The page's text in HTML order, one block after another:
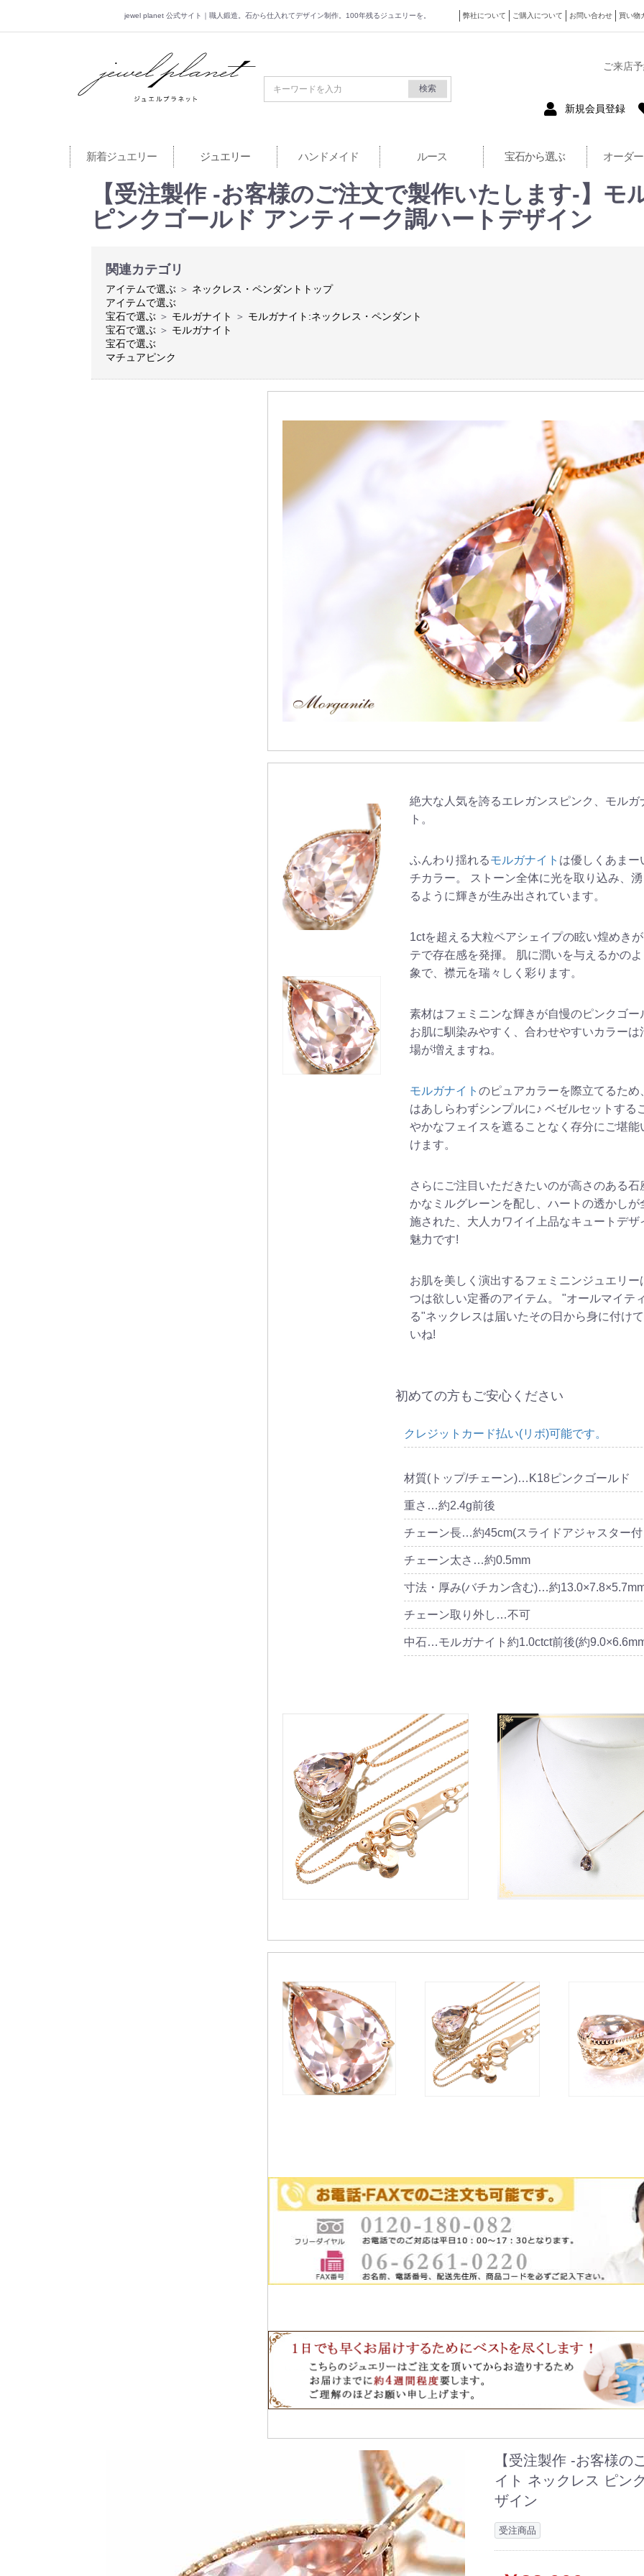
jewel planet 公式サイト｜職人鍛造。石から仕入れてデザイン制作。100年残るジュエリーを。 弊社について ご購入について お問い合わせ 買い物
jewel planet 公式サイト
検索
ご来店
新規会員登録
新着ジュエリー ジュエリー ハンドメイド ルース 宝石から選ぶ オーダ
【受注製作 -お客様のご注文で製作いたします-】モ
ピンクゴールド アンティーク調ハートデザイン
関連カテゴリ
アイテムで選ぶ ＞ ネックレス・ペンダントトップ
アイテムで選ぶ
宝石で選ぶ ＞ モルガナイト ＞ モルガナイト:ネックレス・ペンダント
宝石で選ぶ ＞ モルガナイト
宝石で選ぶ
マチュアピンク
絶大な人気を誇るエレガンスピンク、モルガ
ト。
ふんわり揺れるモルガナイト は優しくあまー
チカラー。 ストーン全体に光を取り込み、
るように輝きが生み出されています。
1ctを超える大粒ペアシェイプの眩い煌めき
テで存在感を発揮。 肌に潤いを与えるかの
象で、襟元を瑞々しく彩ります。
素材はフェミニンな輝きが自慢のピンクゴー
お肌に馴染みやすく、合わせやすいカラーは
場が増えますね。
モルガナイト のピュアカラーを際立てるため
はあしらわずシンプルに♪ ベゼルセットする
やかなフェイスを遮ることなく存分にご堪能
けます。
さらにご注目いただきたいのが高さのある石
かなミルグレーンを配し、ハートの透かしが
施された、大人カワイイ上品なキュートデザ
魅力です!
お肌を美しく演出するフェミニンジュエリー
つは欲しい定番のアイテム。 "オールマイテ
る"ネックレスは届いたその日から身に付け
いね!
初めての方もご安心ください
クレジットカード払い(リボ)可能です。
材質(トップ/チェーン)…K18ピンクゴールド
重さ…約2.4g前後
チェーン長…約45cm(スライドアジャスター
チェーン太さ…約0.5mm
寸法・厚み(バチカン含む)…約
チェーン取り外し…不可
中石…モルガナイト約1.0ctct前後(約
【受注製作 -お客様の
イト ネックレス ピン
ザイン
受注商品
カートを見る